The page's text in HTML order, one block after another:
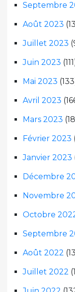
Septembre
Août 2023
Juillet 2023
Juin 2023
Mai 2023
Avril 2023
Mars 2023
Février 2023
Janvier 2023
Décembre
Novembre
Octobre
Septembre
Août 2022
Juillet 2022